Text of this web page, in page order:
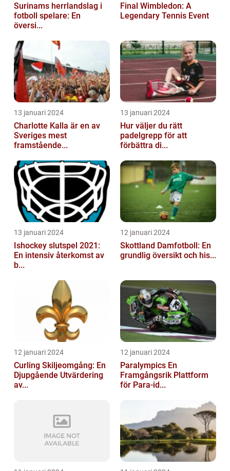
Surinams herrlandslag i
fotboll spelare: En
översi...
Final Wimbledon: A
Legendary Tennis Event
13 januari 2024
Charlotte Kalla är en av
Sveriges mest
framstående...
13 januari 2024
Hur väljer du rätt
padelgrepp för att
förbättra di...
13 januari 2024
Ishockey slutspel 2021:
En intensiv återkomst av
b...
12 januari 2024
Skottland Damfotboll: En
grundlig översikt och his...
12 januari 2024
Curling Skiljeomgång: En
Djupgående Utvärdering
av...
12 januari 2024
Paralympics En
Framgångsrik Plattform
för Para-id...